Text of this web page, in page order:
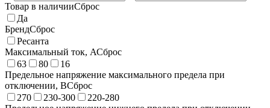
Товар в наличииСброс
Да
БрендСброс
Ресанта
Максимальный ток, АСброс
63
80
16
Предельное напряжение максимального предела при
отключении, ВСброс
270
230-300
220-280